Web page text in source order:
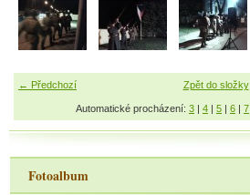
← Předchozí Zpět do složky
Automatické procházení: 3 | 4 | 5 | 6 | 7
Fotoalbum